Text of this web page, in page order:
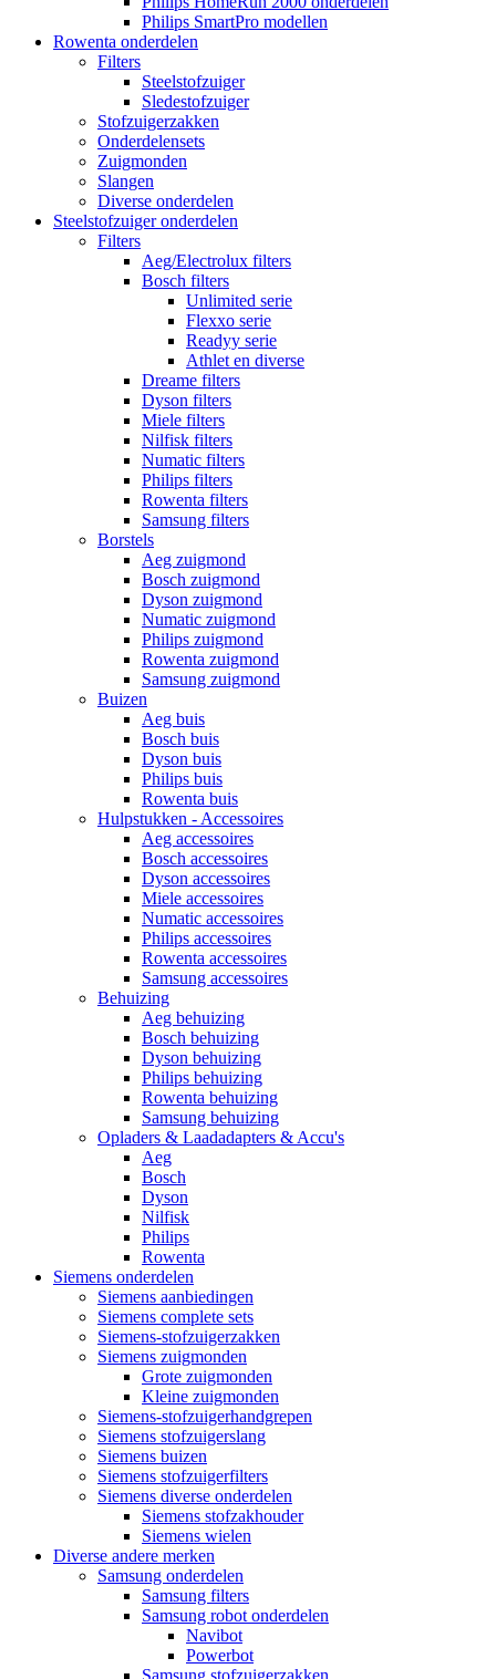
Philips SmartPro modellen
Rowenta onderdelen
Filters
Steelstofzuiger
Sledestofzuiger
Stofzuigerzakken
Onderdelensets
Zuigmonden
Slangen
Diverse onderdelen
Steelstofzuiger onderdelen
Filters
Aeg/Electrolux filters
Bosch filters
Unlimited serie
Flexxo serie
Readyy serie
Athlet en diverse
Dreame filters
Dyson filters
Miele filters
Nilfisk filters
Numatic filters
Philips filters
Rowenta filters
Samsung filters
Borstels
Aeg zuigmond
Bosch zuigmond
Dyson zuigmond
Numatic zuigmond
Philips zuigmond
Rowenta zuigmond
Samsung zuigmond
Buizen
Aeg buis
Bosch buis
Dyson buis
Philips buis
Rowenta buis
Hulpstukken - Accessoires
Aeg accessoires
Bosch accessoires
Dyson accessoires
Miele accessoires
Numatic accessoires
Philips accessoires
Rowenta accessoires
Samsung accessoires
Behuizing
Aeg behuizing
Bosch behuizing
Dyson behuizing
Philips behuizing
Rowenta behuizing
Samsung behuizing
Opladers & Laadadapters & Accu's
Aeg
Bosch
Dyson
Nilfisk
Philips
Rowenta
Siemens onderdelen
Siemens aanbiedingen
Siemens complete sets
Siemens-stofzuigerzakken
Siemens zuigmonden
Grote zuigmonden
Kleine zuigmonden
Siemens-stofzuigerhandgrepen
Siemens stofzuigerslang
Siemens buizen
Siemens stofzuigerfilters
Siemens diverse onderdelen
Siemens stofzakhouder
Siemens wielen
Diverse andere merken
Samsung onderdelen
Samsung filters
Samsung robot onderdelen
Navibot
Powerbot